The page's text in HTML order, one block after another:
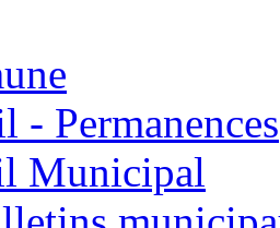
- Permanences
Municipal